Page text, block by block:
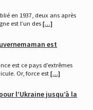
en 1937, deux ans après
est l’un des […]
est
est ce pays d’extrêmes
Or, force est […]
l’Ukraine jusqu’à la